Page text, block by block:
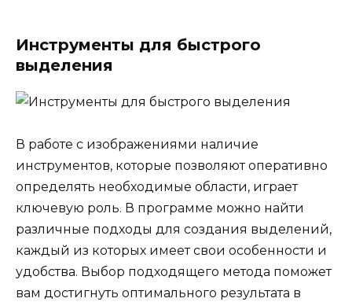
Инструменты для быстрого
выделения
В работе с изображениями наличие
инструментов, которые позволяют оперативно
определять необходимые области, играет
ключевую роль. В программе можно найти
различные подходы для создания выделений,
каждый из которых имеет свои особенности и
удобства. Выбор подходящего метода поможет
вам достигнуть оптимального результата в